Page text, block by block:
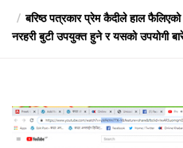
बरिष्ठ पत्रकार प्रेम कैदीले हाल फैलिएको
नरहरी बुटी उपयुक्त हुने र यसको उपयोगी